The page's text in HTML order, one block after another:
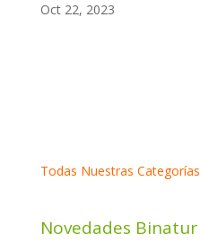
Oct 22, 2023
Todas Nuestras Categorías
Novedades Binatur